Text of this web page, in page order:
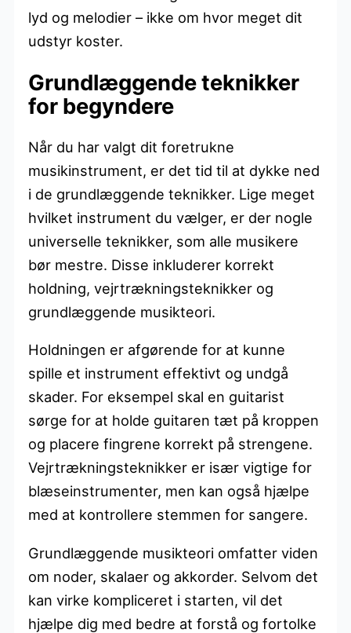
lyd og melodier – ikke om hvor meget dit
udstyr koster.
Grundlæggende teknikker
for begyndere
Når du har valgt dit foretrukne
musikinstrument, er det tid til at dykke ned
i de grundlæggende teknikker. Lige meget
hvilket instrument du vælger, er der nogle
universelle teknikker, som alle musikere
bør mestre. Disse inkluderer korrekt
holdning, vejrtrækningsteknikker og
grundlæggende musikteori.
Holdningen er afgørende for at kunne
spille et instrument effektivt og undgå
skader. For eksempel skal en guitarist
sørge for at holde guitaren tæt på kroppen
og placere fingrene korrekt på strengene.
Vejrtrækningsteknikker er især vigtige for
blæseinstrumenter, men kan også hjælpe
med at kontrollere stemmen for sangere.
Grundlæggende musikteori omfatter viden
om noder, skalaer og akkorder. Selvom det
kan virke kompliceret i starten, vil det
hjælpe dig med bedre at forstå og fortolke